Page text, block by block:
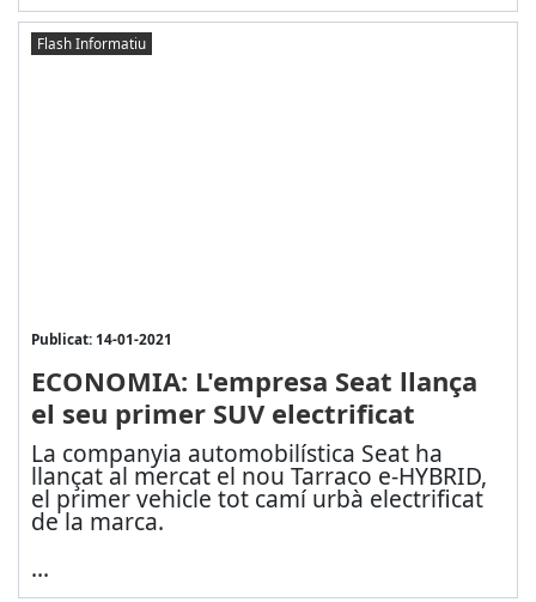
Flash Informatiu
Publicat: 14-01-2021
ECONOMIA: L'empresa Seat llança
el seu primer SUV electrificat
La companyia automobilística Seat ha
llançat al mercat el nou Tarraco e-HYBRID,
el primer vehicle tot camí urbà electrificat
de la marca.
...